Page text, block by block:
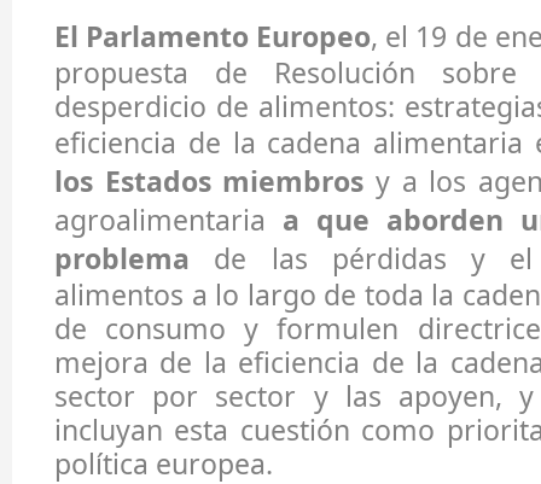
El Parlamento Europeo, el 19 de
propuesta de Resolución
desperdicio de alimentos:
eficiencia de la cadena
los Estados miembros y a los
agroalimentaria a que aborden
problema de las pérdidas y el
alimentos a lo largo de toda la
de consumo y formulen
mejora de la eficiencia de la
sector por sector y las apoyen,
incluyan esta cuestión como
política europea.